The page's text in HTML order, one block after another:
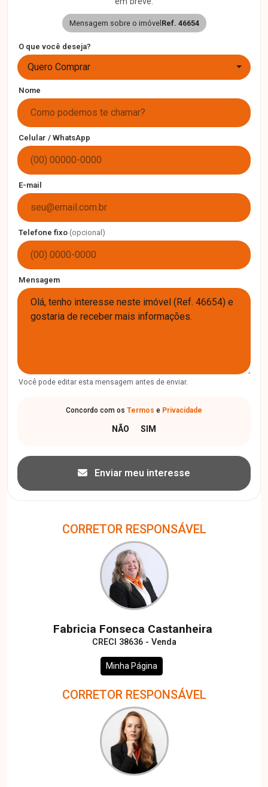
Mensagem sobre o imóvel Ref. 46654
O que você deseja?
Quero Comprar
Nome
Celular / WhatsApp
E-mail
Telefone fixo (opcional)
Mensagem
Você pode editar esta mensagem antes de enviar.
Concordo com os Termos e Privacidade
Enviar meu interesse
CORRETOR RESPONSÁVEL
Fabricia Fonseca Castanheira
CRECI 38636 - Venda
Minha Página
CORRETOR RESPONSÁVEL